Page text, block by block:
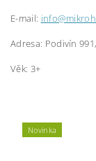
E-mail:
Adresa: Podivín
Věk: 3+
Novinka